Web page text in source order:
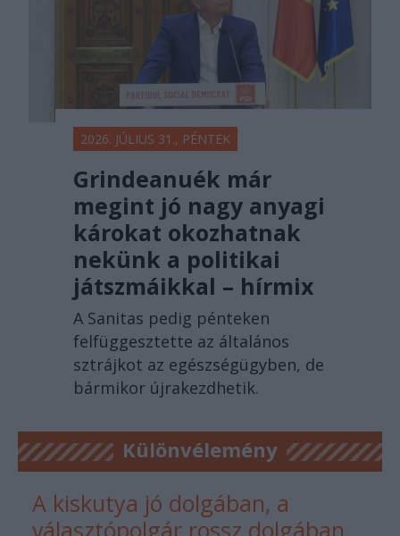
2026. JÚLIUS 31., PÉNTEK
Grindeanuék már
megint jó nagy anyagi
károkat okozhatnak
nekünk a politikai
játszmáikkal – hírmix
A Sanitas pedig pénteken
felfüggesztette az általános
sztrájkot az egészségügyben, de
bármikor újrakezdhetik.
Különvélemény
A kiskutya jó dolgában, a